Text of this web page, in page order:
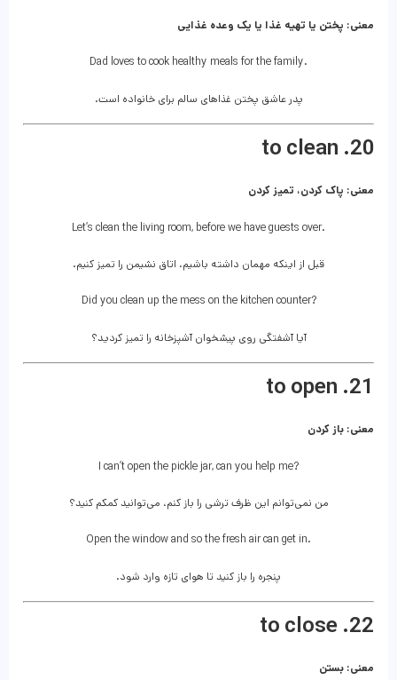
معنی: پختن یا تهیه غذا یا یک وعده غذایی
Dad loves to cook healthy meals for the family.
پدر عاشق پختن غذاهای سالم برای خانواده است.
20. to clean
معنی: پاک کردن، تمیز کردن
Let’s clean the living room, before we have guests over.
قبل از اینکه مهمان داشته باشیم، اتاق نشیمن را تمیز کنیم.
Did you clean up the mess on the kitchen counter?
آیا آشفتگی روی پیشخوان آشپزخانه را تمیز کردید؟
21. to open
معنی: باز کردن
I can’t open the pickle jar, can you help me?
من نمی‌توانم این ظرف ترشی را باز کنم، می‌توانید کمکم کنید؟
Open the window and so the fresh air can get in.
پنجره را باز کنید تا هوای تازه وارد شود.
22. to close
معنی: بستن